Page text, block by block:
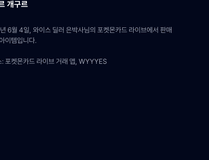
개구르
6월 4일, 와이스 딜러 은박사님의 포켓몬카드 라이브에서 판매
이템입니다.
: 포켓몬카드 라이브 거래 앱, WYYYES